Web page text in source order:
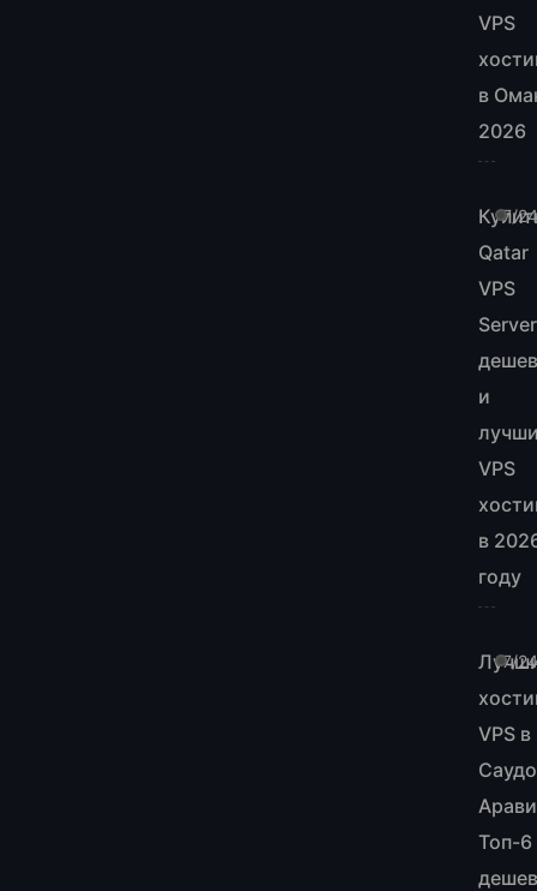
VPS
в
2026
7/
Qatar
VPS
и
VPS
в
году
7/
VPS в
Топ-6